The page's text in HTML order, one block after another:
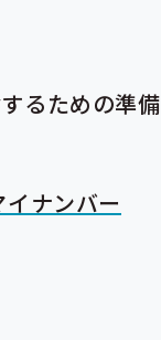
るための準備
ナンバー